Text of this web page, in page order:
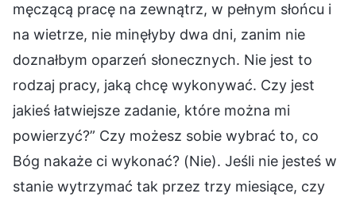
męczącą pracę na zewnątrz, w pełnym słońcu i
na wietrze, nie minęłyby dwa dni, zanim nie
doznałbym oparzeń słonecznych. Nie jest to
rodzaj pracy, jaką chcę wykonywać. Czy jest
jakieś łatwiejsze zadanie, które można mi
powierzyć?” Czy możesz sobie wybrać to, co
Bóg nakaże ci wykonać? (Nie). Jeśli nie jesteś w
stanie wytrzymać tak przez trzy miesiące, czy